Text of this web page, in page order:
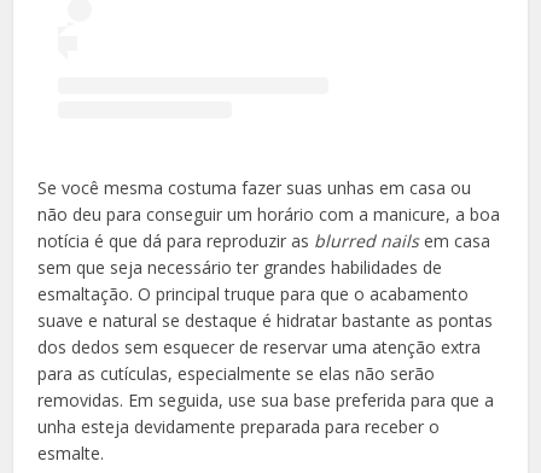
Se você mesma costuma fazer suas unhas em casa ou
não deu para conseguir um horário com a manicure, a boa
notícia é que dá para reproduzir as blurred nailsem casa
sem que seja necessário ter grandes habilidades de
esmaltação. O principal truque para que o acabamento
suave e natural se destaque é hidratar bastante as pontas
dos dedos sem esquecer de reservar uma atenção extra
para as cutículas, especialmente se elas não serão
removidas. Em seguida, use sua base preferida para que a
unha esteja devidamente preparada para receber o
esmalte.